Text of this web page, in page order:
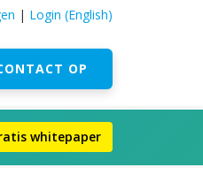
| Login (English)
OP
whitepaper